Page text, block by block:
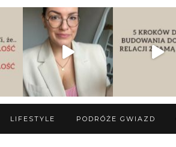
LIFESTYLE PODRÓŻE GWIAZD